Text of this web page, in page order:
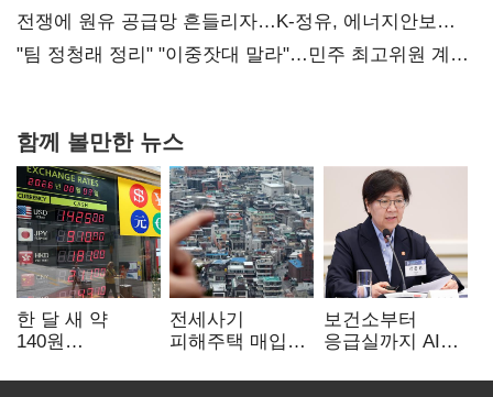
때리기
전쟁에 원유 공급망 흔들리자…K-정유, 에너지안보
핵심으로 재부상
"팀 정청래 정리" "이중잣대 말라"…민주 최고위원 계파
함께 볼만한 뉴스
한 달 새 약
140원
엔저'에 원화
전세사기
피해주택 매입
누적 피해자
보건소부터
응급실까지 AI
혁신 본격화